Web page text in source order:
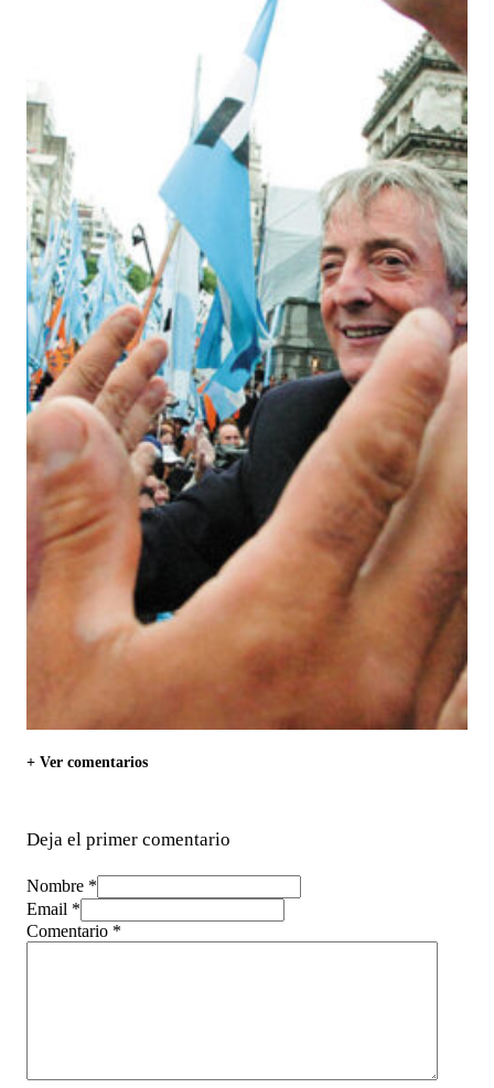
+ Ver comentarios
Deja el primer comentario
Nombre *
Email *
Comentario *